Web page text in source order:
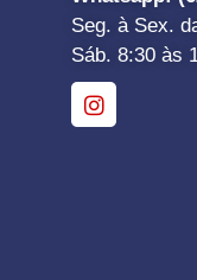
Seg. à Sex.
Sáb. 8:30 às